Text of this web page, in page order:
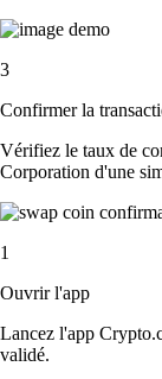
3
Confirmer la
Vérifiez le taux de
Corporation d'une
1
Ouvrir l'app
Lancez l'app
validé.